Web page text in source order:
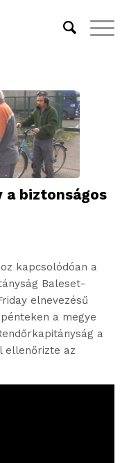
a biztonságos
kapcsolódóan a
Baleset-
elnevezésű
a megye
a
ellenőrizte az